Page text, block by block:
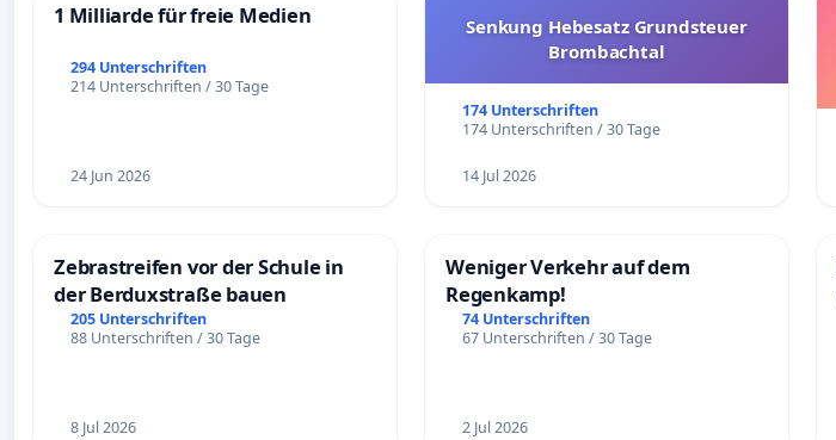
1 Milliarde für freie Medien
294 Unterschriften
214 Unterschriften / 30 Tage
24 Jun 2026
Senkung Hebesatz Grundsteuer
Brombachtal
174 Unterschriften
174 Unterschriften / 30 Tage
14 Jul 2026
Zebrastreifen vor der Schule in
der Berduxstraße bauen
205 Unterschriften
88 Unterschriften / 30 Tage
8 Jul 2026
Weniger Verkehr auf dem
Regenkamp!
74 Unterschriften
67 Unterschriften / 30 Tage
2 Jul 2026